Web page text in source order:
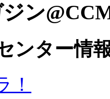
ン
ンター情
！